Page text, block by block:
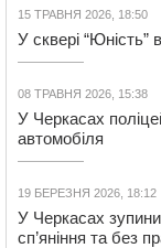
15 ТРАВНЯ 2026, 18:50
У сквері “Юність”
08 ТРАВНЯ 2026, 15:38
У Черкасах
автомобіля
19 БЕРЕЗНЯ 2026, 18:12
У Черкасах
сп’яніння та без